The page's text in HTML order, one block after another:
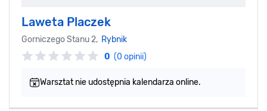
Laweta Placzek
Gorniczego Stanu 2, Rybnik
0 (0 opinii)
Warsztat nie udostępnia kalendarza online.